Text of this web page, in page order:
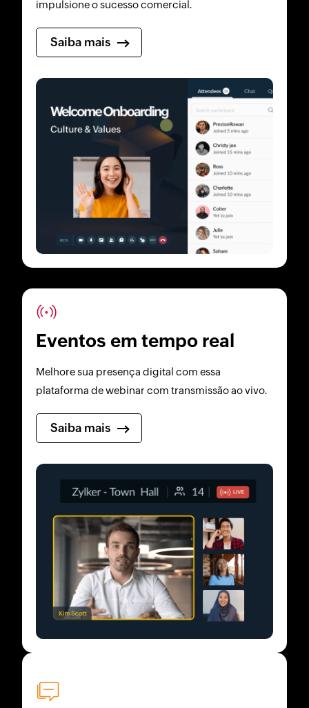
impulsione o sucesso comercial.
Saiba mais
Eventos em tempo real
Melhore sua presença digital com essa
plataforma de webinar com transmissão ao vivo.
Saiba mais